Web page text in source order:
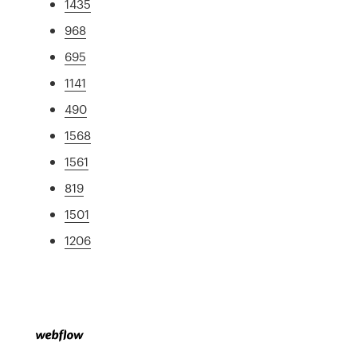
1435
968
695
1141
490
1568
1561
819
1501
1206